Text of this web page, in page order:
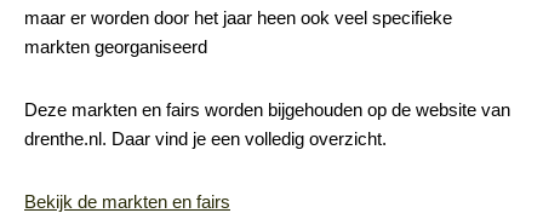
maar er worden door het jaar heen ook veel specifieke
markten georganiseerd
Deze markten en fairs worden bijgehouden op de website van
drenthe.nl. Daar vind je een volledig overzicht.
Bekijk de markten en fairs